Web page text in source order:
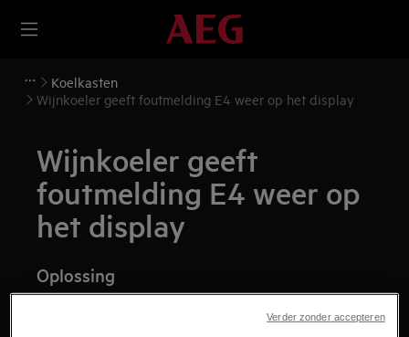
Koelkasten
Wijnkoeler geeft foutmelding E4 weer op het display
Wijnkoeler geeft
foutmelding E4 weer op
het display
Oplossing
Verder zonder accepteren